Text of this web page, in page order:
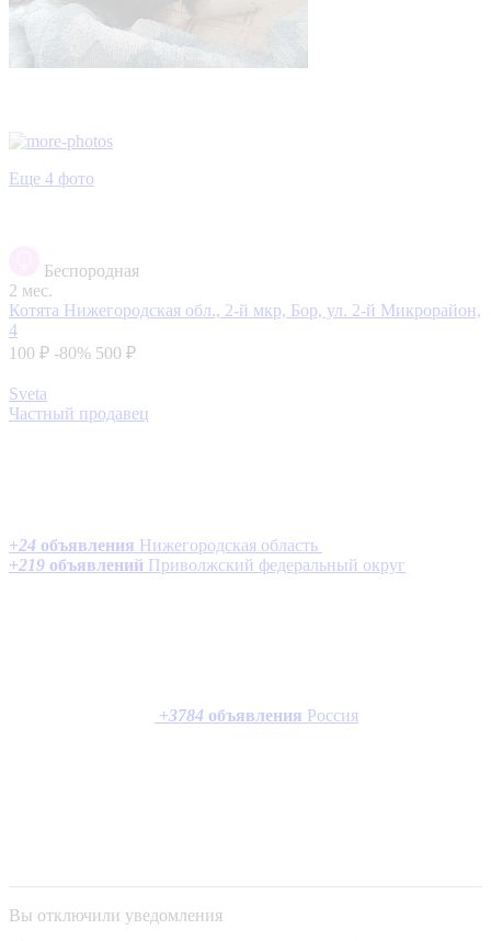
Еще 4 фото
Беспородная
2 мес.
Котята Нижегородская обл., 2-й мкр, Бор, ул. 2-й Микрорайон,
4
100 ₽ -80% 500 ₽
Sveta
Частный продавец
+24 объявления Нижегородская область
+219 объявлений Приволжский федеральный округ
+3784 объявления Россия
Вы отключили уведомления